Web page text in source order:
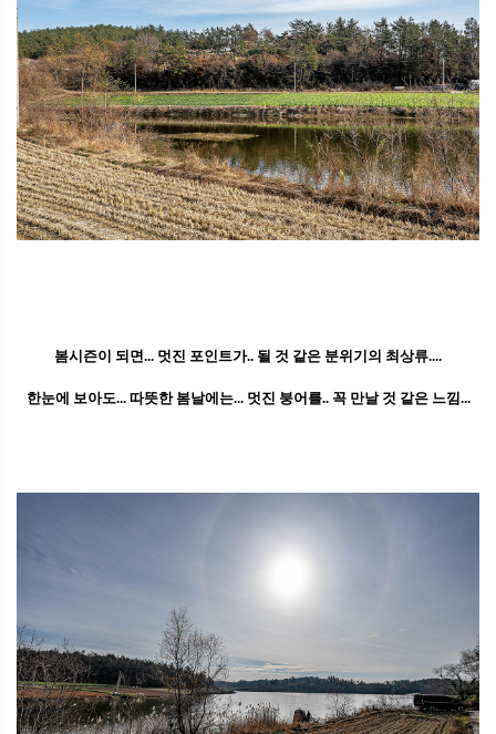
봄시즌이 되면... 멋진 포인트가.. 될 것 같은 분위기의 최상류....
한눈에 보아도... 따뜻한 봄날에는... 멋진 붕어를.. 꼭 만날 것 같은 느낌...